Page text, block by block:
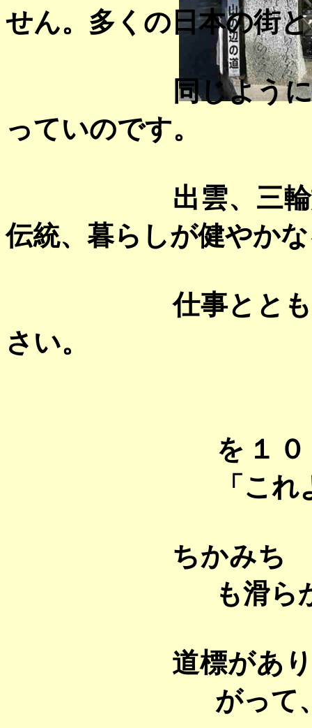
せん。多くの日本の街と
同じよう
っていのです。
出雲、三
伝統、暮らしが健やか
仕事とと
さい。
を１
「こ
ちかみち
も滑ら
道標があ
がって